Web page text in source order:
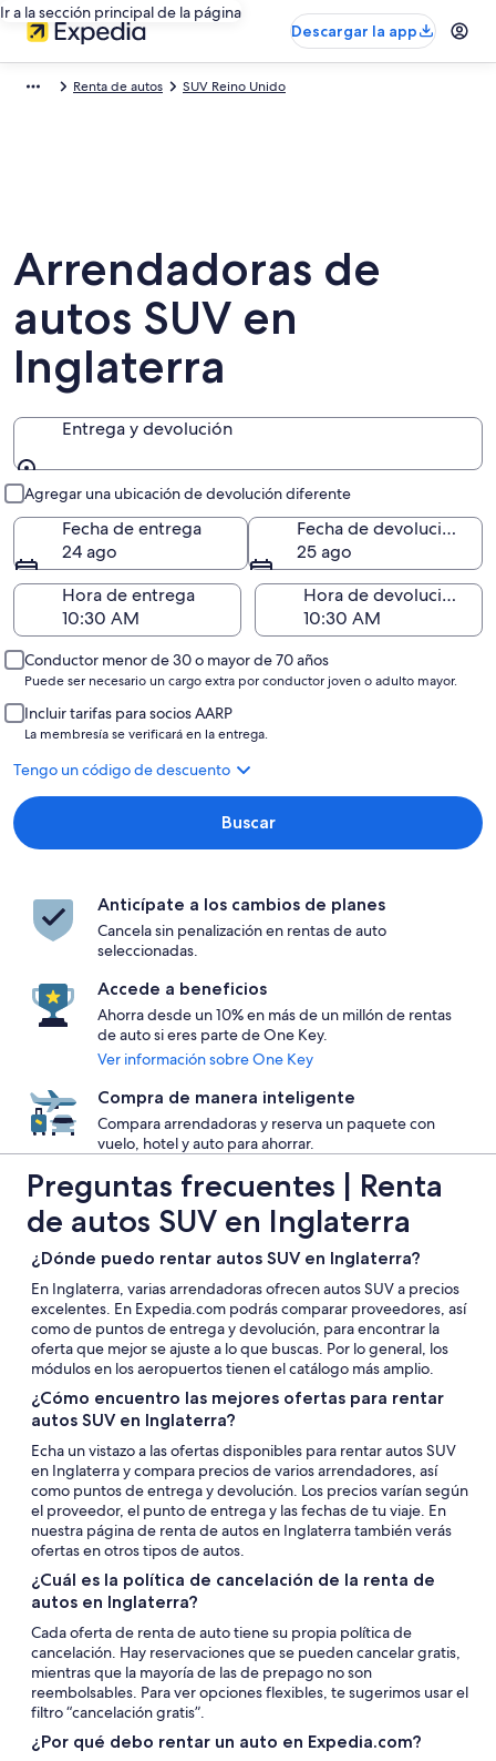
Ir a la sección principal de la página
Descargar la app
Renta de autos SUV Reino Unido
Arrendadoras de
autos SUV en
Inglaterra
Entrega y devolución
Agregar una ubicación de devolución diferente
Fecha de entrega
24 ago
Fecha de devolución
25 ago
Hora de entrega
Hora de devolución
Conductor menor de 30 o mayor de 70 años
Puede ser necesario un cargo extra por conductor joven o adulto mayor.
Incluir tarifas para socios AARP
La membresía se verificará en la entrega.
Tengo un código de descuento
Buscar
Anticípate a los cambios de planes
Cancela sin penalización en rentas de auto
seleccionadas.
Accede a beneficios
Ahorra desde un 10% en más de un millón de rentas
de auto si eres parte de One Key.
Ver información sobre One Key
Compra de manera inteligente
Compara arrendadoras y reserva un paquete con
vuelo, hotel y auto para ahorrar.
Preguntas frecuentes | Renta
de autos SUV en Inglaterra
¿Dónde puedo rentar autos SUV en Inglaterra?
En Inglaterra, varias arrendadoras ofrecen autos SUV a precios
excelentes. En Expedia.com podrás comparar proveedores, así
como de puntos de entrega y devolución, para encontrar la
oferta que mejor se ajuste a lo que buscas. Por lo general, los
módulos en los aeropuertos tienen el catálogo más amplio.
¿Cómo encuentro las mejores ofertas para rentar
autos SUV en Inglaterra?
Echa un vistazo a las ofertas disponibles para rentar autos SUV
en Inglaterra y compara precios de varios arrendadores, así
como puntos de entrega y devolución. Los precios varían según
el proveedor, el punto de entrega y las fechas de tu viaje. En
nuestra página de renta de autos en Inglaterra también verás
ofertas en otros tipos de autos.
¿Cuál es la política de cancelación de la renta de
autos en Inglaterra?
Cada oferta de renta de auto tiene su propia política de
cancelación. Hay reservaciones que se pueden cancelar gratis,
mientras que la mayoría de las de prepago no son
reembolsables. Para ver opciones flexibles, te sugerimos usar el
filtro “cancelación gratis”.
¿Por qué debo rentar un auto en Expedia.com?